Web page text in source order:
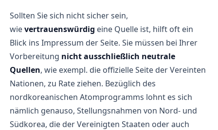
Sollten Sie sich nicht sicher sein,
wievertrauenswürdig eine Quelle ist, hilft oft ein
Blick ins Impressum der Seite. Sie müssen bei Ihrer
Vorbereitung nicht ausschließlich neutrale
Quellen, wie exempl. die offizielle Seite der Vereinten
Nationen, zu Rate ziehen. Bezüglich des
nordkoreanischen Atomprogramms lohnt es sich
nämlich genauso, Stellungsnahmen von Nord- und
Südkorea, die der Vereinigten Staaten oder auch